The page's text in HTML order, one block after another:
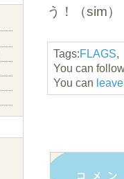
う！（sim）
Tags:FLAGS,
You can
You can